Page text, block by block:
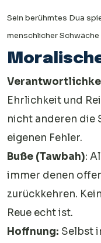
Sein berühmtes Dua
menschlicher Schwäche
Ehrlichkeit und
nicht anderen die
eigenen Fehler.
Buße (Tawbah):
immer denen
zurückkehren.
Reue echt ist.
Hoffnung: Selbst